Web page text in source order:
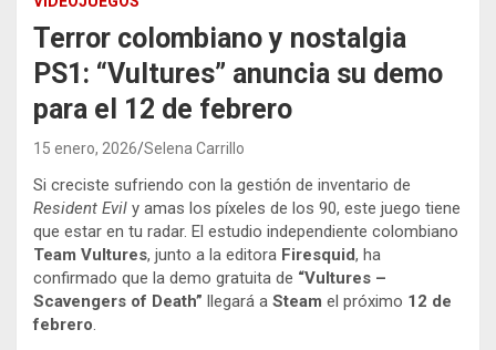
Terror colombiano y nostalgia
PS1: “Vultures” anuncia su demo
para el 12 de febrero
15 enero, 2026 Selena Carrillo
Si creciste sufriendo con la gestión de inventario de
Resident Evil y amas los píxeles de los 90, este juego tiene
que estar en tu radar. El estudio independiente colombiano
Team Vultures, junto a la editora Firesquid, ha
confirmado que la demo gratuita de “Vultures –
Scavengers of Death” llegará a Steam el próximo 12 de
febrero.